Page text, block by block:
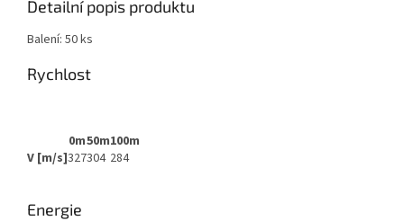
Detailní popis produktu
Balení: 50 ks
Rychlost
0m50m100m
V [m/s]327304 284
Energie